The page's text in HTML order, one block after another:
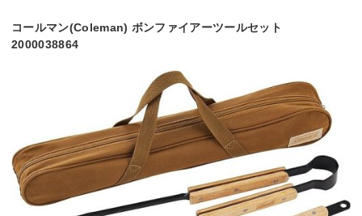
コールマン(Coleman) ボンファイアーツールセット
2000038864